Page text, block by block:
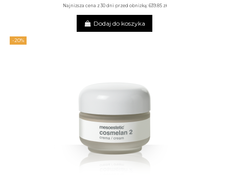
Najniższa cena z 30 dni przed obniżką: 639.85 zł
Dodaj do koszyka
-20%